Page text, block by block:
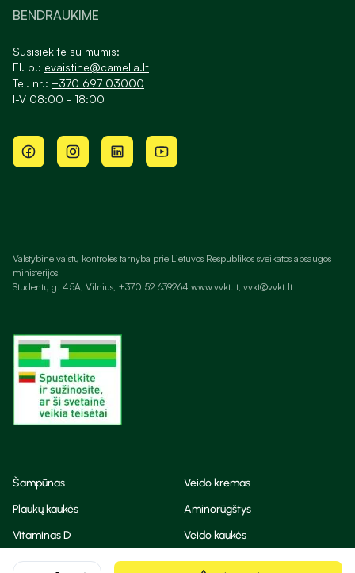
BENDRAUKIME
Susisiekite su mumis:
El. p.: evaistine@camelia.lt
Tel. nr.: +370 697 03000
I-V 08:00 - 18:00
Valstybinė vaistų kontrolės tarnyba prie Lietuvos Respublikos sveikatos apsaugos
ministerijos
Studentų g. 45A, Vilnius, +370 52 639264 www.vvkt.lt, vvkt@vvkt.lt
Šampūnas
Veido kremas
Plaukų kaukės
Aminorūgštys
Vitaminas D
Veido kaukės
Korėjietiška kosmetika
Eteriniai aliejai